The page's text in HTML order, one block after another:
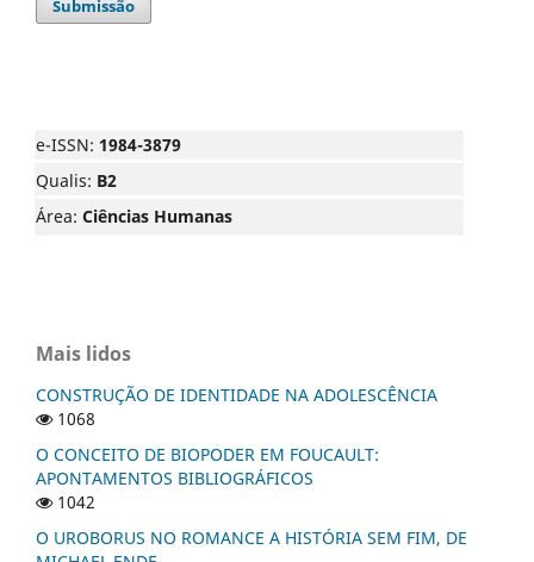
Submissão
e-ISSN: 1984-3879
Qualis: B2
Área: Ciências Humanas
Mais lidos
CONSTRUÇÃO DE IDENTIDADE NA ADOLESCÊNCIA
1068
O CONCEITO DE BIOPODER EM FOUCAULT:
APONTAMENTOS BIBLIOGRÁFICOS
1042
O UROBORUS NO ROMANCE A HISTÓRIA SEM FIM, DE